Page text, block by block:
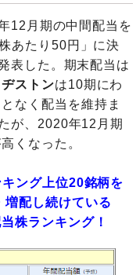
12月期の中間配当を
あたり50円」に決
表した。期末配当は
ストンは10期にわ
なく配当を維持ま
が、2020年12月期
くなった。
ング上位20銘柄を
配し続けている
株ランキング！